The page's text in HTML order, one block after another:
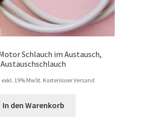
Schlauch im Austausch,
Austauschschlauch
exkl. 19% MwSt. Kostenloser Versand
In den Warenkorb